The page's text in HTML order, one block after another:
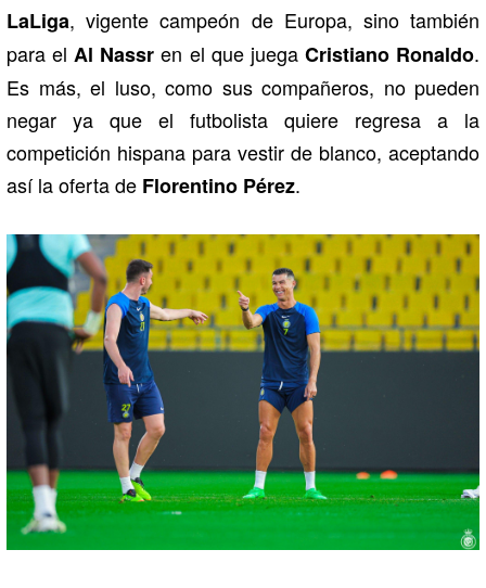
LaLiga, vigente campeón de Europa, sino también
para el Al Nassren el que juega Cristiano Ronaldo.
Es más, el luso, como sus compañeros, no pueden
negar ya que el futbolista quiere regresa a la
competición hispana para vestir de blanco, aceptando
así la oferta de Florentino Pérez.